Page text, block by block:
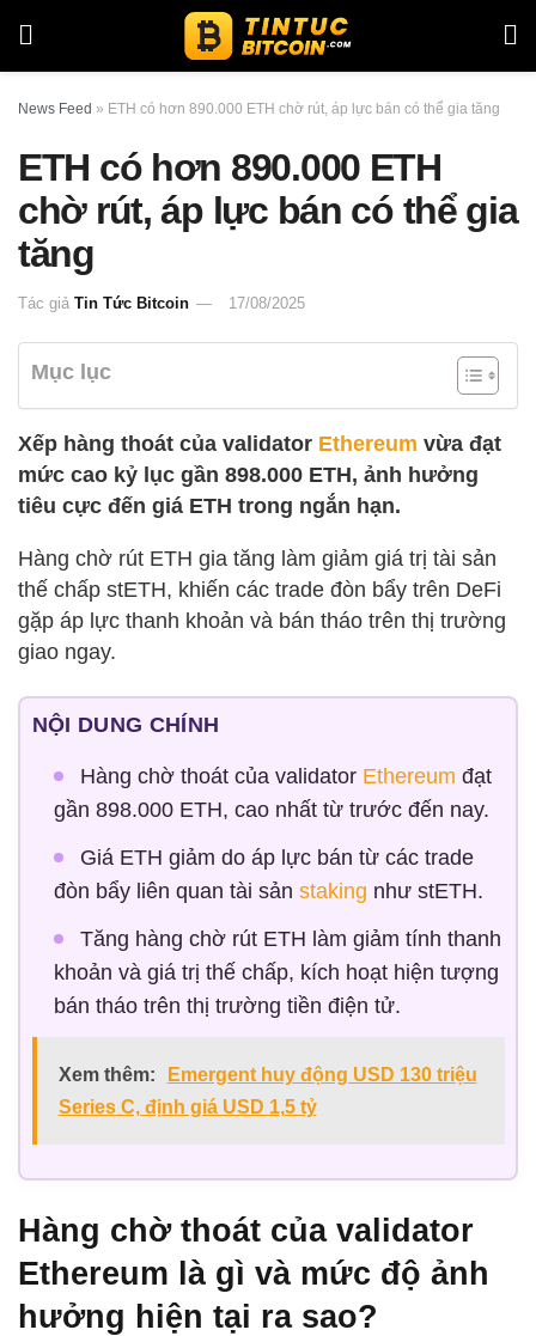
News Feed » ETH có hơn 890.000 ETH chờ rút, áp lực bán có thể gia tăng
ETH có hơn 890.000 ETH
chờ rút, áp lực bán có thể gia
tăng
Tác giả Tin Tức Bitcoin 17/08/2025
Mục lục
Xếp hàng thoát của validator Ethereum vừa đạt
mức cao kỷ lục gần 898.000 ETH, ảnh hưởng
tiêu cực đến giá ETH trong ngắn hạn.
Hàng chờ rút ETH gia tăng làm giảm giá trị tài sản
thế chấp stETH, khiến các trade đòn bẩy trên DeFi
gặp áp lực thanh khoản và bán tháo trên thị trường
giao ngay.
NỘI DUNG CHÍNH
Hàng chờ thoát của validator Ethereum đạt
gần 898.000 ETH, cao nhất từ trước đến nay.
Giá ETH giảm do áp lực bán từ các trade
đòn bẩy liên quan tài sản staking như stETH.
Tăng hàng chờ rút ETH làm giảm tính thanh
khoản và giá trị thế chấp, kích hoạt hiện tượng
bán tháo trên thị trường tiền điện tử.
Xem thêm:
Emergent huy động USD 130 triệu
Series C, định giá USD 1,5 tỷ
Hàng chờ thoát của validator
Ethereum là gì và mức độ ảnh
hưởng hiện tại ra sao?